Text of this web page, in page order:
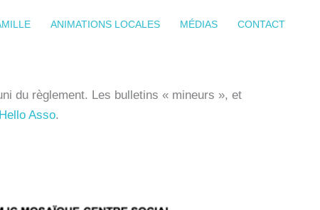
ANIMATIONS LOCALES MÉDIAS CONTACT
du règlement. Les bulletins « mineurs », et
Hello Asso.